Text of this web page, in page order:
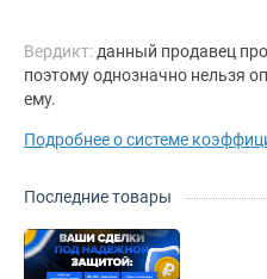
Вердикт: данный продавец
поэтому однозначно нельзя
ему.
Подробнее о системе
Последние товары